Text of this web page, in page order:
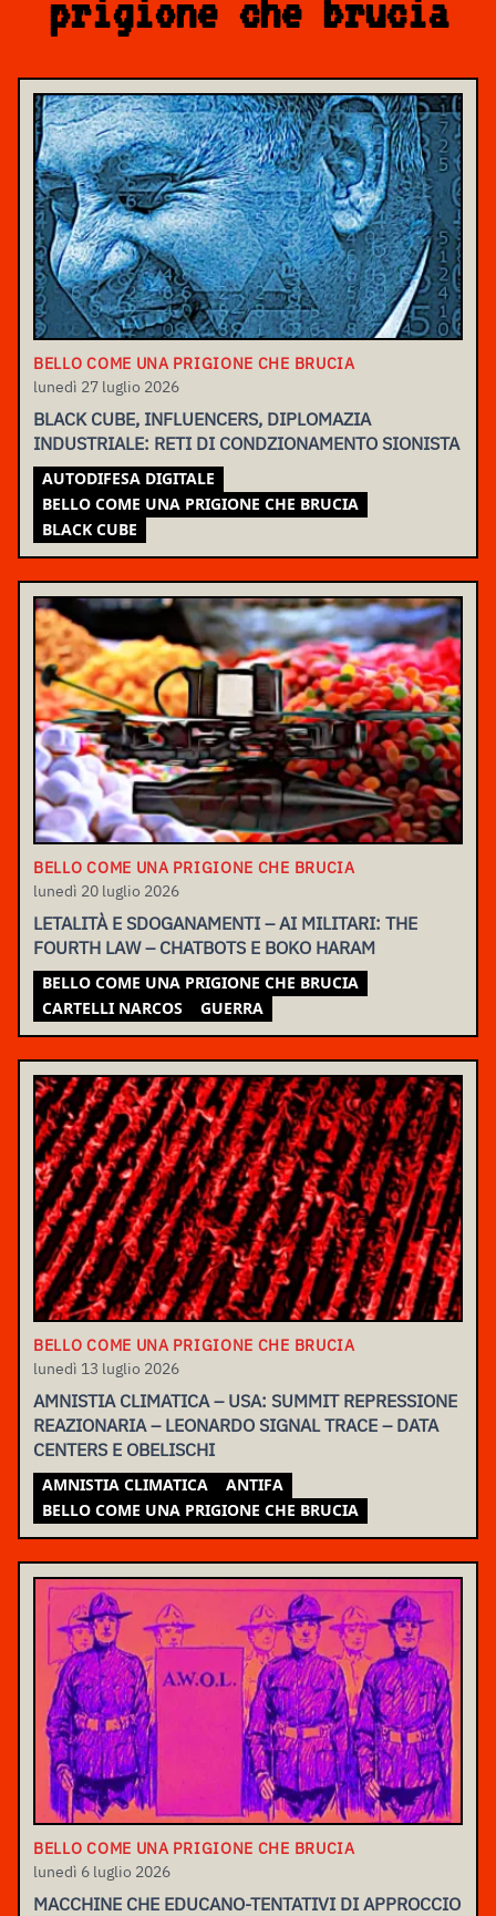
prigione che brucia
BELLO COME UNA PRIGIONE CHE BRUCIA
lunedì 27 luglio 2026
BLACK CUBE, INFLUENCERS, DIPLOMAZIA
INDUSTRIALE: RETI DI CONDZIONAMENTO SIONISTA
AUTODIFESA DIGITALE
BELLO COME UNA PRIGIONE CHE BRUCIA
BLACK CUBE
BELLO COME UNA PRIGIONE CHE BRUCIA
lunedì 20 luglio 2026
LETALITÀ E SDOGANAMENTI – AI MILITARI: THE
FOURTH LAW – CHATBOTS E BOKO HARAM
BELLO COME UNA PRIGIONE CHE BRUCIA
CARTELLI NARCOS
GUERRA
BELLO COME UNA PRIGIONE CHE BRUCIA
lunedì 13 luglio 2026
AMNISTIA CLIMATICA – USA: SUMMIT REPRESSIONE
REAZIONARIA – LEONARDO SIGNAL TRACE – DATA
CENTERS E OBELISCHI
AMNISTIA CLIMATICA
ANTIFA
BELLO COME UNA PRIGIONE CHE BRUCIA
BELLO COME UNA PRIGIONE CHE BRUCIA
lunedì 6 luglio 2026
MACCHINE CHE EDUCANO-TENTATIVI DI APPROCCIO